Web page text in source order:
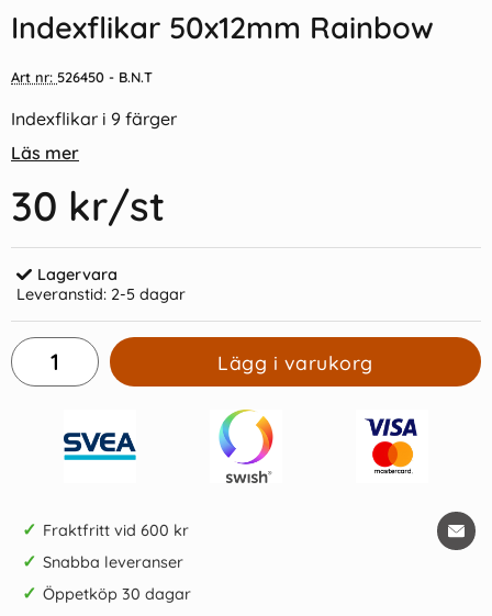
55 kr/st 29 kr/st
Indexflikar 50x12mm Rainbow
Art nr: 526450 - B.N.T
Indexflikar i 9 färger
Läs mer
30 kr/st
Lagervara
Leveranstid: 2-5 dagar
Lägg i varukorg
✓ Fraktfritt vid 600 kr
✓ Snabba leveranser
✓ Öppetköp 30 dagar